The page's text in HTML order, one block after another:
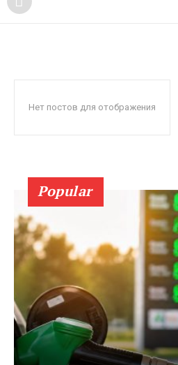
Нет постов для отображения
Popular